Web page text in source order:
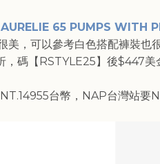
65 PUMPS WITH
美，可以參考白色搭配褲裝也
，碼【RSTYLE25】後$447美
台幣，NAP台灣站要